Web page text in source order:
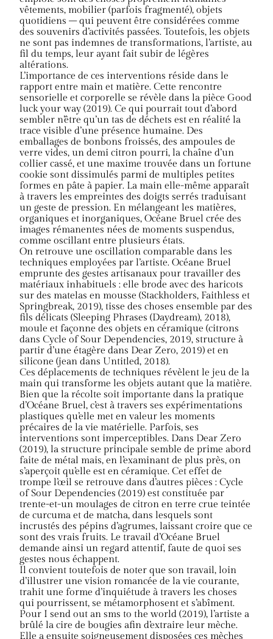
vêtements, mobilier (parfois fragmenté), objets
quotidiens – qui peuvent être considérées comme
des souvenirs d’activités passées. Toutefois, les objets
ne sont pas indemnes de transformations, l’artiste, au
fil du temps, leur ayant fait subir de légères
altérations.
L’importance de ces interventions réside dans le
rapport entre main et matière. Cette rencontre
sensorielle et corporelle se révèle dans la pièce Good
luck your way (2019). Ce qui pourrait tout d’abord
sembler n’être qu’un tas de déchets est en réalité la
trace visible d’une présence humaine. Des
emballages de bonbons froissés, des ampoules de
verre vides, un demi citron pourri, la chaîne d’un
collier cassé, et une maxime trouvée dans un fortune
cookie sont dissimulés parmi de multiples petites
formes en pâte à papier. La main elle-même apparaît
à travers les empreintes des doigts serrés traduisant
un geste de pression. En mélangeant les matières,
organiques et inorganiques, Océane Bruel crée des
images rémanentes nées de moments suspendus,
comme oscillant entre plusieurs états.
On retrouve une oscillation comparable dans les
techniques employées par l’artiste. Océane Bruel
emprunte des gestes artisanaux pour travailler des
matériaux inhabituels : elle brode avec des haricots
sur des matelas en mousse (Stackholders, Faithless et
Springbreak, 2019), tisse des choses ensemble par des
fils délicats (Sleeping Phrases (Daydream), 2018),
moule et façonne des objets en céramique (citrons
dans Cycle of Sour Dependencies, 2019, structure à
partir d’une étagère dans Dear Zero, 2019) et en
silicone (jean dans Untitled, 2018).
Ces déplacements de techniques révèlent le jeu de la
main qui transforme les objets autant que la matière.
Bien que la récolte soit importante dans la pratique
d’Océane Bruel, c’est à travers ses expérimentations
plastiques qu’elle met en valeur les moments
précaires de la vie matérielle. Parfois, ses
interventions sont imperceptibles. Dans Dear Zero
(2019), la structure principale semble de prime abord
faite de métal mais, en l’examinant de plus près, on
s’aperçoit qu’elle est en céramique. Cet effet de
trompe l’œil se retrouve dans d’autres pièces : Cycle
of Sour Dependencies (2019) est constituée par
trente-et-un moulages de citron en terre crue teintée
de curcuma et de matcha, dans lesquels sont
incrustés des pépins d’agrumes, laissant croire que ce
sont des vrais fruits. Le travail d’Océane Bruel
demande ainsi un regard attentif, faute de quoi ses
gestes nous échappent.
Il convient toutefois de noter que son travail, loin
d’illustrer une vision romancée de la vie courante,
trahit une forme d’inquiétude à travers les choses
qui pourrissent, se métamorphosent et s’abîment.
Pour I send out an sms to the world (2019), l’artiste a
brûlé la cire de bougies afin d’extraire leur mèche.
Elle a ensuite soigneusement disposées ces mèches